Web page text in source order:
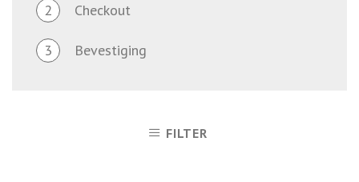
2 Checkout
3 Bevestiging
FILTER